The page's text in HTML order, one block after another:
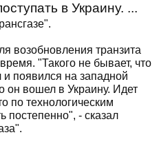
в Украину. ...
возобновления транзита
"Такого не бывает, что
и появился на западной
он вошел в Украину. Идет
по технологическим
постепенно", - сказал